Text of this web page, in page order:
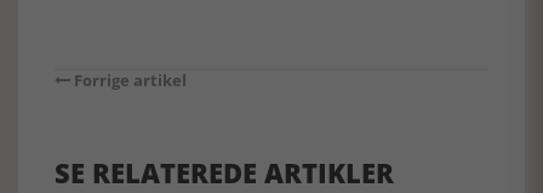
Forrige artikel
SE RELATEREDE ARTIKLER